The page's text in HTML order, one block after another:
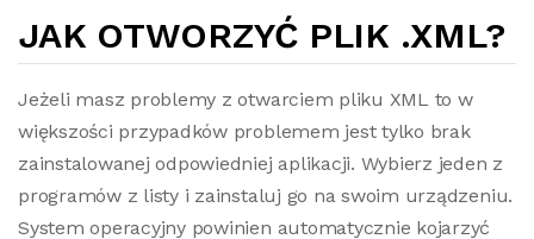
JAK OTWORZYĆ PLIK .XML?
Jeżeli masz problemy z otwarciem pliku XML to w
większości przypadków problemem jest tylko brak
zainstalowanej odpowiedniej aplikacji. Wybierz jeden z
programów z listy i zainstaluj go na swoim urządzeniu.
System operacyjny powinien automatycznie kojarzyć